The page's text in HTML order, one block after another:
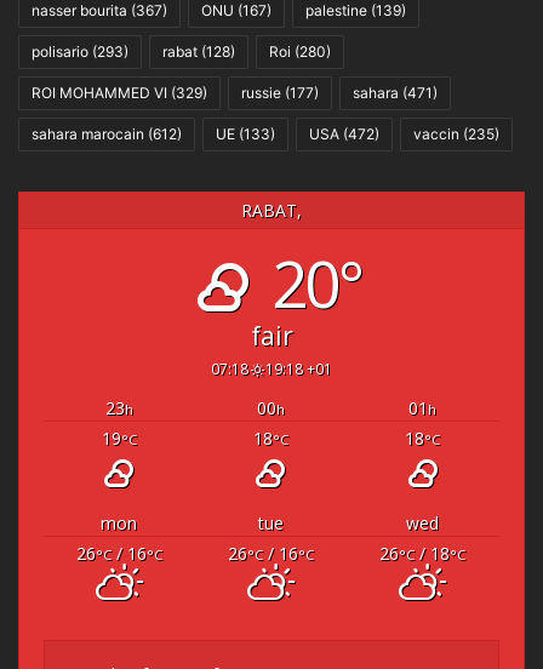
nasser bourita (367) ONU (167) palestine (139)
polisario (293) rabat (128) Roi (280)
ROI MOHAMMED VI (329) russie (177) sahara (471)
sahara marocain (612) UE (133) USA (472) vaccin (235)
RABAT,
20°
fair
07:18 19:18 +01
23h 00h 01 h
19°C 18°C 18°C
mon tue
wed
26°C/ 16°C 26°C/ 16°C 26°C/ 18°C